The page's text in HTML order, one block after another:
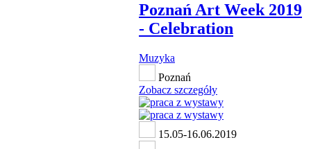
Poznań Art Week 2019
- Celebration
Muzyka
Poznań
Zobacz szczegóły
15.05-16.06.2019